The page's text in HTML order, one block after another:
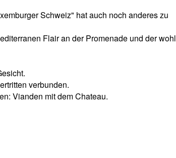
Schweiz" hat auch noch anderes zu
Flair an der Promenade und der wohl
verbunden.
Vianden mit dem Chateau.